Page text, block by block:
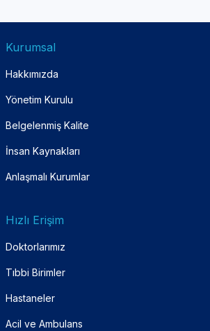
Kurumsal
Hakkımızda
Yönetim Kurulu
Belgelenmiş Kalite
İnsan Kaynakları
Anlaşmalı Kurumlar
Hızlı Erişim
Doktorlarımız
Tıbbi Birimler
Hastaneler
Acil ve Ambulans